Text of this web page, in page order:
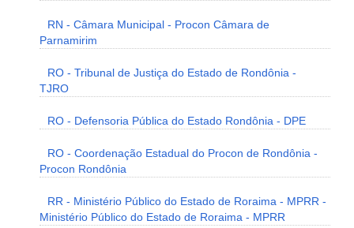
RN - Câmara Municipal - Procon Câmara de
Parnamirim
RO - Tribunal de Justiça do Estado de Rondônia -
TJRO
RO - Defensoria Pública do Estado Rondônia - DPE
RO - Coordenação Estadual do Procon de Rondônia -
Procon Rondônia
RR - Ministério Público do Estado de Roraima - MPRR -
Ministério Público do Estado de Roraima - MPRR